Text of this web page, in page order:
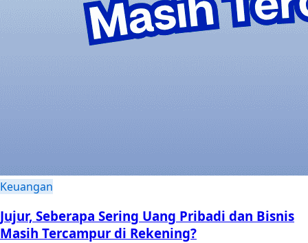
Keuangan
Jujur, Seberapa Sering Uang Pribadi dan Bisnis
Masih Tercampur di Rekening?